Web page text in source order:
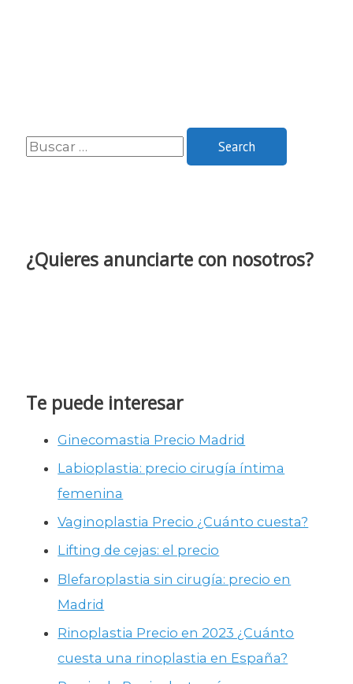
B
r
¿Quieres anunciarte con nosotros?
Te puede interesar
Ginecomastia Precio Madrid
Labioplastia: precio cirugía íntima
femenina
Vaginoplastia Precio ¿Cuánto cuesta?
Lifting de cejas: el precio
Blefaroplastia sin cirugía: precio en
Madrid
Rinoplastia Precio en 2023 ¿Cuánto
cuesta una rinoplastia en España?